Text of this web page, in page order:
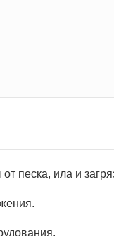
песка, ила и